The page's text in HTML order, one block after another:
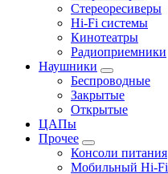
Стереоресиверы
Hi-Fi системы
Кинотеатры
Радиоприемники
Наушники
Беспроводные
Закрытые
Открытые
ЦАПы
Прочее
Консоли питания
Мобильный Hi-Fi